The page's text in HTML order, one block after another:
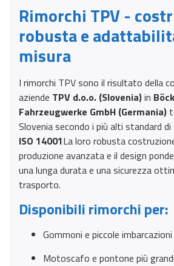
Rimorchi TPV -
robusta e
misura
I rimorchi TPV sono il risultato della
aziende TPV d.o.o. (Slovenia)in
Fahrzeugwerke GmbH (Germania)
Slovenia secondo i più alti standard di
ISO 14001La loro robusta
produzione avanzata e il design
una lunga durata e una sicurezza
trasporto.
Disponibili rimorchi per:
Gommoni e piccole imbarcazioni
Motoscafo e pontone più grandi